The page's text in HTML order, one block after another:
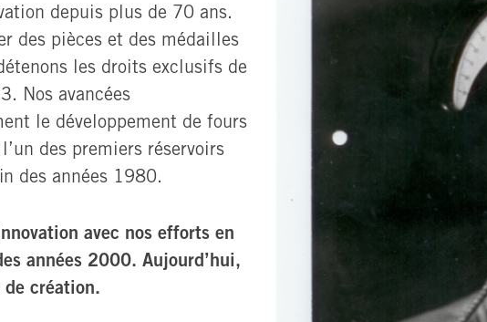
depuis plus de 70 ans.
des pièces et des médailles
les droits exclusifs de
Nos avancées
le développement de fours
des premiers réservoirs
des années 1980.
avec nos efforts en
années 2000. Aujourd’hui,
de création.